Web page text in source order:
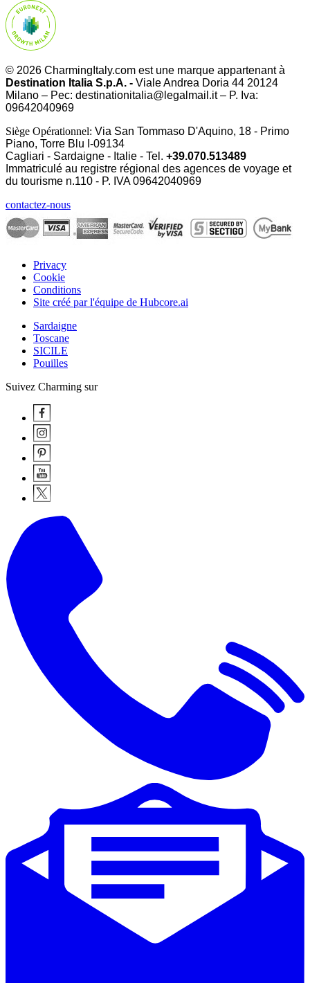
© 2026 CharmingItaly.com est une marque appartenant à
Destination Italia S.p.A. - Viale Andrea Doria 44 20124
Milano – Pec: destinationitalia@legalmail.it – P. Iva:
09642040969
Siège Opérationnel: Via San Tommaso D'Aquino, 18 - Primo
Piano, Torre Blu I-09134
Cagliari - Sardaigne - Italie - Tel. +39.070.513489
Immatriculé au registre régional des agences de voyage et
du tourisme n.110 - P. IVA09642040969
contactez-nous
Privacy
Cookie
Conditions
Site créé par l'équipe de Hubcore.ai
Sardaigne
Toscane
SICILE
Pouilles
Suivez Charming sur